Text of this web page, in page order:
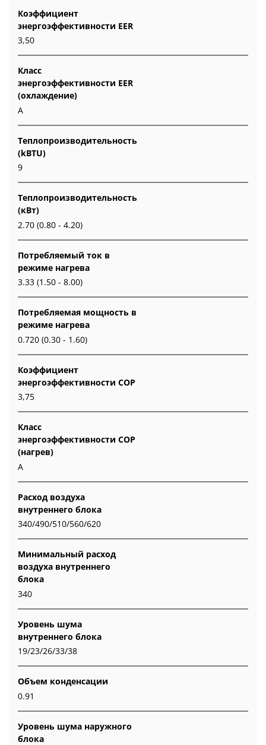
Коэффициент
энергоэффективности EER
3,50
Класс
энергоэффективности EER
(охлаждение)
A
Теплопроизводительность
(kBTU)
9
Теплопроизводительность
(кВт)
2.70 (0.80 - 4.20)
Потребляемый ток в
режиме нагрева
3.33 (1.50 - 8.00)
Потребляемая мощность в
режиме нагрева
0.720 (0.30 - 1.60)
Коэффициент
энергоэффективности COP
3,75
Класс
энергоэффективности COP
(нагрев)
A
Расход воздуха
внутреннего блока
340/490/510/560/620
Минимальный расход
воздуха внутреннего
блока
340
Уровень шума
внутреннего блока
19/23/26/33/38
Объем конденсации
0.91
Уровень шума наружного
блока